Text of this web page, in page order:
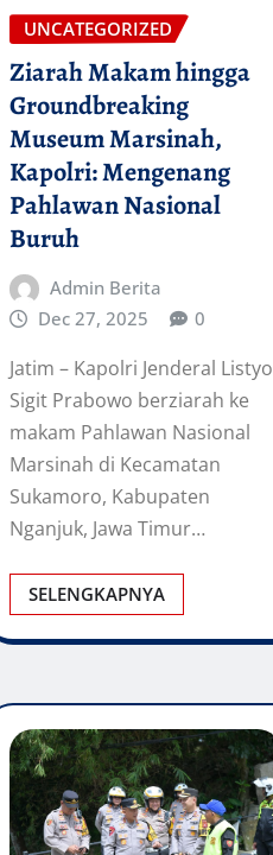
UNCATEGORIZED
Ziarah Makam hingga
Groundbreaking
Museum Marsinah,
Kapolri: Mengenang
Pahlawan Nasional
Buruh
Admin Berita
Dec 27, 2025
0
Jatim – Kapolri Jenderal Listyo
Sigit Prabowo berziarah ke
makam Pahlawan Nasional
Marsinah di Kecamatan
Sukamoro, Kabupaten
Nganjuk, Jawa Timur…
SELENGKAPNYA